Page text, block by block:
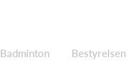
Badminton Bestyrelsen